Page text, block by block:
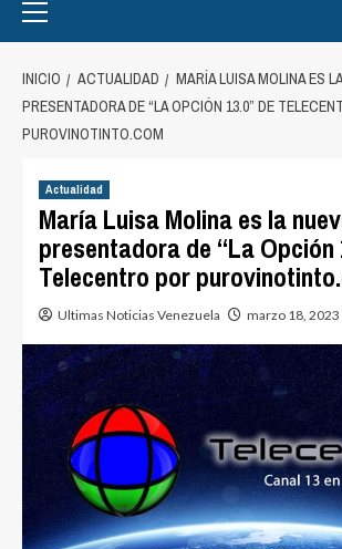
Menu
INICIO ACTUALIDAD
MARÍA LUISA MOLINA ES
PRESENTADORA DE “LA OPCIÓN 13.0” DE
PUROVINOTINTO.COM
Actualidad
María Luisa Molina es la
presentadora de “La Opción
Telecentro por
Ultimas Noticias Venezuela marzo 18, 2023